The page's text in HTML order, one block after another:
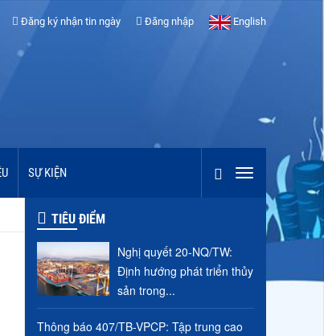
Đăng ký nhận tin ngày Đăng nhập English
SỰ KIỆN
TIÊU ĐIỂM
Nghị quyết 20-NQ/TW:
Định hướng phát triển thủy
sản trong...
Thông báo 407/TB-VPCP: Tập trung cao